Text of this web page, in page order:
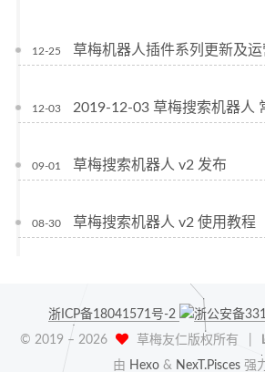
12-25 草梅机器人插件系列更新及运
12-03 2019-12-03 草梅搜索机器人
09-01 草梅搜索机器人 v2 发布
08-30 草梅搜索机器人 v2 使用教程
浙ICP备18041571号-2
浙公安备
© 2019 – 2026 草梅友仁版权所有
由 Hexo & NexT.Pisces 强